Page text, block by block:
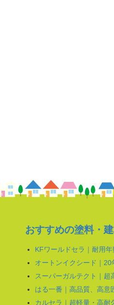
おすすめの塗料・
KFワールドセラ｜耐用
オートンイクシード｜
スーパーガルテクト｜
はる一番｜高品質、高意
カルセラ｜超軽量・高耐